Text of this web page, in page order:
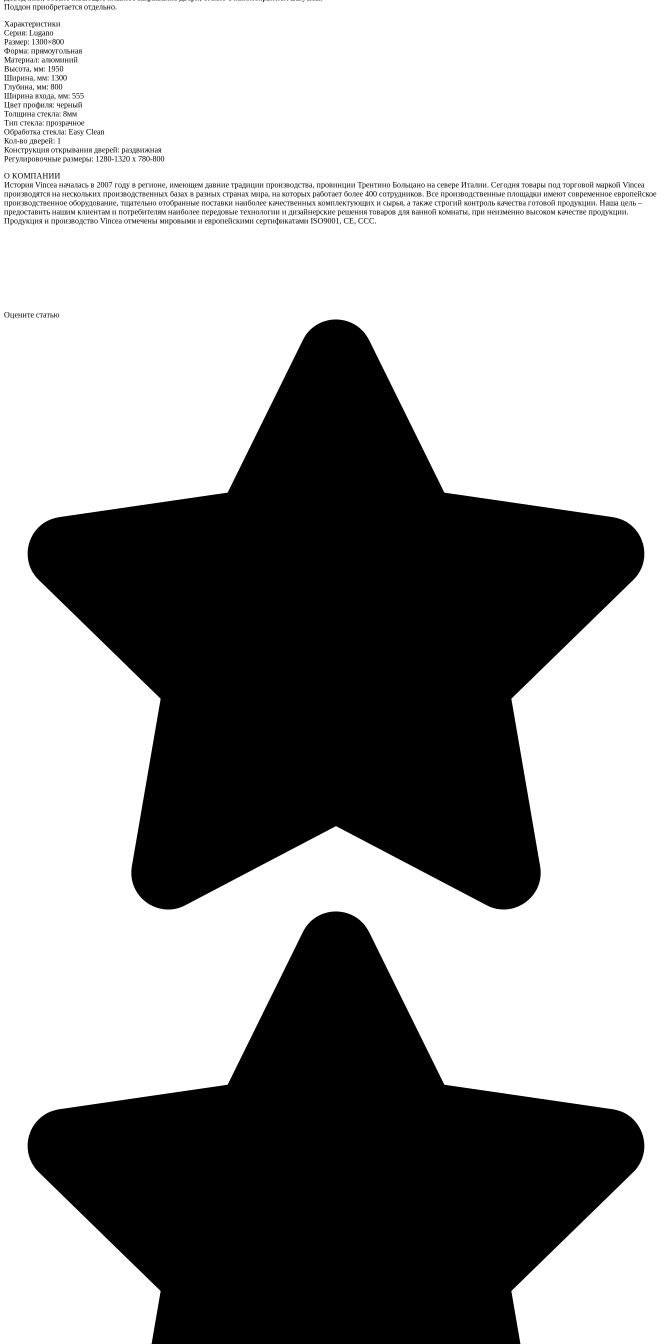
Поддон приобретается отдельно.
Характеристики
Серия: Lugano
Размер: 1300×800
Форма: прямоугольная
Материал: алюминий
Высота, мм: 1950
Ширина, мм: 1300
Глубина, мм: 800
Ширина входа, мм: 555
Цвет профиля: черный
Толщина стекла: 8мм
Тип стекла: прозрачное
Обработка стекла: Easy Clean
Кол-во дверей: 1
Конструкция открывания дверей: раздвижная
Регулировочные размеры: 1280-1320 x 780-800
О КОМПАНИИ
История Vincea началась в 2007 году в регионе, имеющем давние традиции производства, провинции Трентино Больцано на севере Италии. Сегодня товары под торговой маркой Vincea
производятся на нескольких производственных базах в разных странах мира, на которых работает более 400 сотрудников. Все производственные площадки имеют современное европейское
производственное оборудование, тщательно отобранные поставки наиболее качественных комплектующих и сырья, а также строгий контроль качества готовой продукции. Наша цель –
предоставить нашим клиентам и потребителям наиболее передовые технологии и дизайнерские решения товаров для ванной комнаты, при неизменно высоком качестве продукции.
Продукция и производство Vincea отмечены мировыми и европейскими сертификатами ISO9001, CE, CCC.
Оцените статью